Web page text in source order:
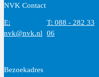
NVK Contact
E:
nvk@nvk.nl
T: 088 - 282 33
06
Bezoekadres